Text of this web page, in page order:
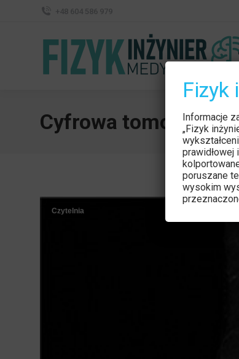
Cyfrowa
Czytelnia
Fizyk
Informacje
„Fizyk
poruszane
wysokim